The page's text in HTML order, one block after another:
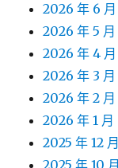
2026 年 6 月
2026 年 5 月
2026 年 4 月
2026 年 3 月
2026 年 2 月
2026 年 1 月
2025 年 12 月